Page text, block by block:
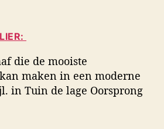
m
die de mooiste
maken in een moderne
in Tuin de lage Oorsprong